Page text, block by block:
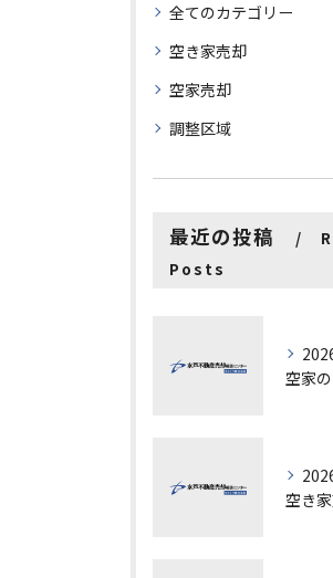
全てのカテゴリー
空き家売却
空家売却
調整区域
最近の投稿
Posts